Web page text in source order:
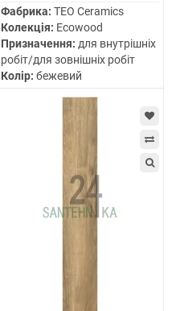
Фабрика: TEO Ceramics
Колекція: Ecowood
Призначення: для внутрішніх
робіт/для зовнішніх робіт
Колір: бежевий